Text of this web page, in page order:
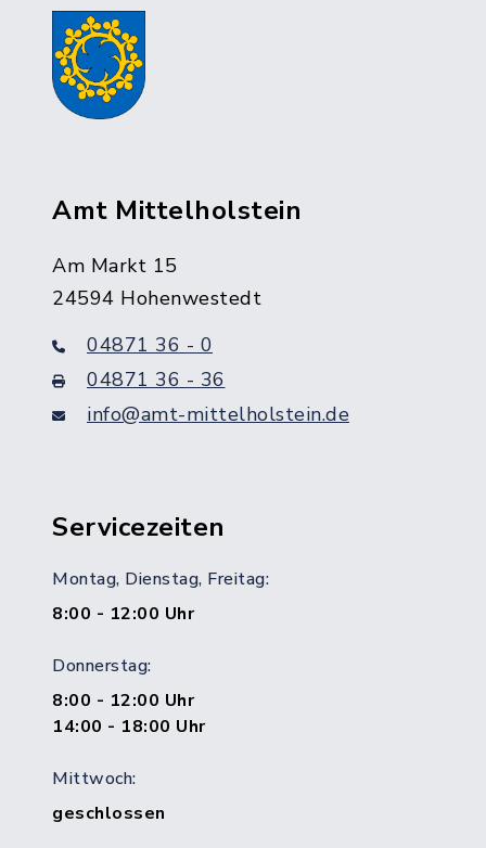
Amt Mittelholstein
Am Markt 15
24594 Hohenwestedt
04871 36 - 0
04871 36 - 36
info@amt-mittelholstein.de
Servicezeiten
Montag, Dienstag, Freitag:
8:00 - 12:00 Uhr
Donnerstag:
8:00 - 12:00 Uhr
14:00 - 18:00 Uhr
Mittwoch:
geschlossen